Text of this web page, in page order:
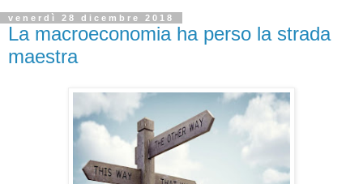
venerdì 28 dicembre 2018
La macroeconomia ha perso la strada
maestra